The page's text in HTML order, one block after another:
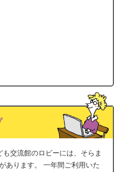
交流館のロビーには、そらま
あります。 一年間ご利用いた